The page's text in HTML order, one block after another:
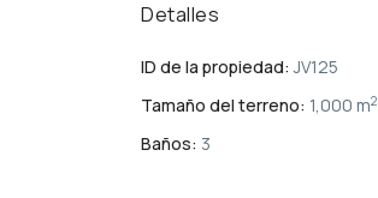
Detalles
ID de la propiedad: JV125
Tamaño del terreno: 1,000 m2
Baños: 3